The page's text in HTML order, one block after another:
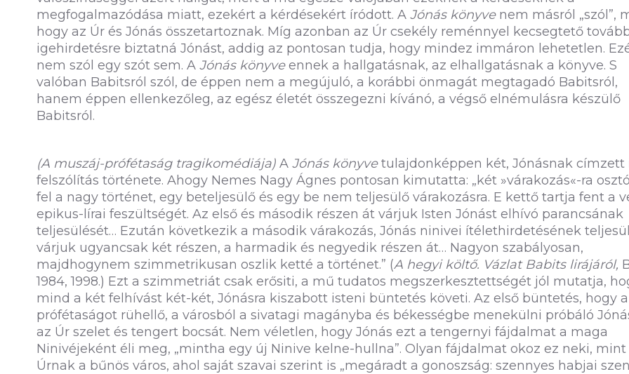
megfogalmazódása miatt, ezekért a kérdésekért íródott. A Jónás könyvenem másról „szól”,
hogy az Úr és Jónás összetartoznak. Míg azonban az Úr csekély reménnyel kecsegtető
igehirdetésre biztatná Jónást, addig az pontosan tudja, hogy mindez immáron lehetetlen.
nem szól egy szót sem. A Jónás könyveennek a hallgatásnak, az elhallgatásnak a könyve. S
valóban Babitsról szól, de éppen nem a megújuló, a korábbi önmagát megtagadó Babitsról,
hanem éppen ellenkezőleg, az egész életét összegezni kívánó, a végső elnémulásra készülő
Babitsról.
(A muszáj-prófétaság tragikomédiája) A Jónás könyvetulajdonképpen két, Jónásnak címzett
felszólítás története. Ahogy Nemes Nagy Ágnes pontosan kimutatta: „két »várakozás«-ra
fel a nagy történet, egy beteljesülő és egy be nem teljesülő várakozásra. E kettő tartja fent a
epikus-lírai feszültségét. Az első és második részen át várjuk Isten Jónást elhívó parancsának
teljesülését… Ezután következik a második várakozás, Jónás ninivei ítélethirdetésének
várjuk ugyancsak két részen, a harmadik és negyedik részen át… Nagyon szabályosan,
majdhogynem szimmetrikusan oszlik ketté a történet.” (A hegyi költő. Vázlat Babits lirájáról,
1984, 1998.) Ezt a szimmetriát csak erősiti, a mű tudatos megszerkesztettségét jól mutatja,
mind a két felhívást két-két, Jónásra kiszabott isteni büntetés követi. Az első büntetés, hogy a
prófétaságot rühellő, a városból a sivatagi magányba és békességbe menekülni próbáló
az Úr szelet és tengert bocsát. Nem véletlen, hogy Jónás ezt a tengernyi fájdalmat a maga
Ninivéjeként éli meg, „mintha egy új Ninive kelne-hullna”. Olyan fájdalmat okoz ez neki, mint
Úrnak a bűnös város, ahol saját szavai szerint is „megáradt a gonoszság: szennyes habjai